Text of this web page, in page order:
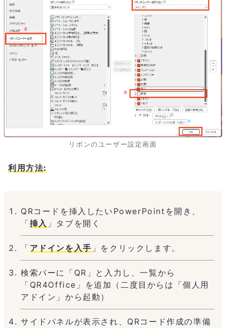
リボンのユーザー設定画面
利用方法:
QRコードを挿入したいPowerPointを開き、
「挿入 」タブを開く
「 アドインを入手 」をクリックします。
検索バーに「QR」と入力し、一覧から
「QR4Office」を追加（二度目からは「個人用
アドイン」から起動）
サイドパネルが表示され、QRコード作成の準備